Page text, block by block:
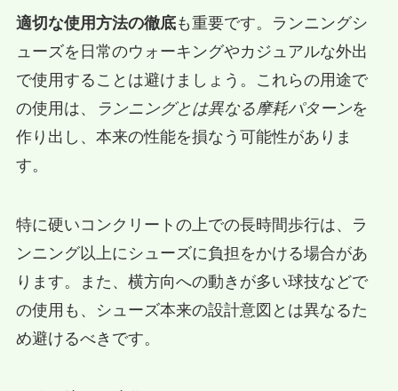
適切な使用方法の徹底も重要です。ランニングシ
ューズを日常のウォーキングやカジュアルな外出
で使用することは避けましょう。これらの用途で
の使用は、
ランニングとは異なる摩耗パターンを
作り出し、本来の性能を損なう可能性がありま
す。
特に硬いコンクリートの上での長時間歩行は、ラ
ンニング以上にシューズに負担をかける場合があ
ります。また、横方向への動きが多い球技などで
の使用も、シューズ本来の設計意図とは異なるた
め避けるべきです。